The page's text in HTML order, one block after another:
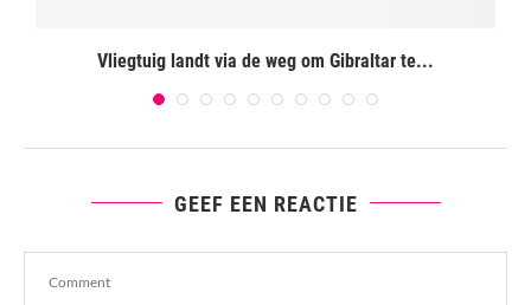
Vliegtuig landt via de weg om Gibraltar te...
GEEF EEN REACTIE